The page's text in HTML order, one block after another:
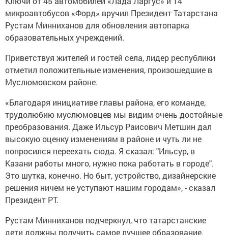
микроавтобусов «Форд» вручил Президент Татарстана
Рустам Минниханов для обновления автопарка
образовательных учреждений.
Приветствуя жителей и гостей села, лидер республики
отметил положительные изменения, произошедшие в
Муслюмовском районе.
«Благодаря инициативе главы района, его команде,
трудолюбию муслюмовцев мы видим очень достойные
преобразования. Даже Ильсур Раисович Метшин дал
высокую оценку изменениям в районе и чуть ли не
попросился переехать сюда. Я сказал: "Ильсур, в
Казани работы много, нужно пока работать в городе".
Это шутка, конечно. Но быт, устройство, дизайнерские
решения ничем не уступают нашим городам», - сказал
Президент РТ.
Рустам Минниханов подчеркнул, что татарстанские
дети должны получить самое лучшее образование.